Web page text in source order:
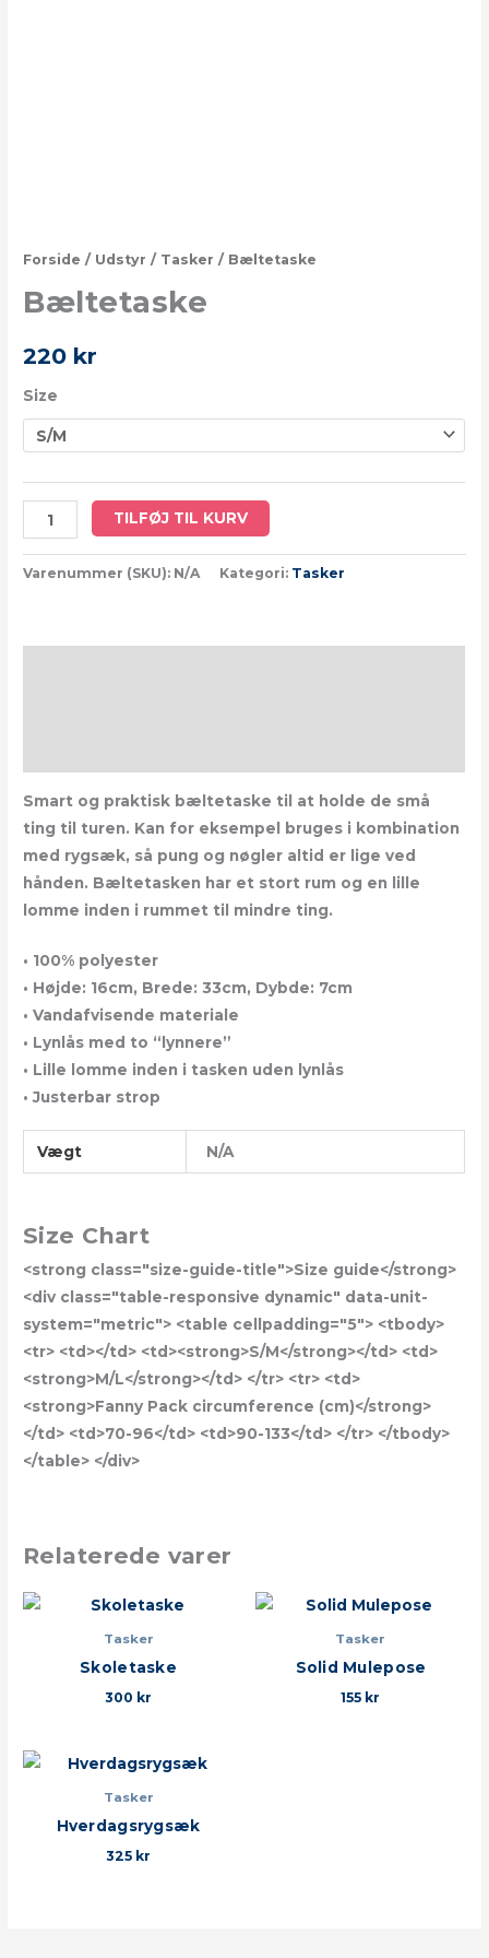
Forside / Udstyr / Tasker / Bæltetaske
Bæltetaske
220 kr
Size
TILFØJ TIL KURV
Varenummer (SKU): N/A Kategori: Tasker
Smart og praktisk bæltetaske til at holde de små
ting til turen. Kan for eksempel bruges i kombination
med rygsæk, så pung og nøgler altid er lige ved
hånden. Bæltetasken har et stort rum og en lille
lomme inden i rummet til mindre ting.
• 100% polyester
• Højde: 16cm, Brede: 33cm, Dybde: 7cm
• Vandafvisende materiale
• Lynlås med to “lynnere”
• Lille lomme inden i tasken uden lynlås
• Justerbar strop
Vægt N/A
Size Chart
<strong class="size-guide-title">Size guide</strong>
<div class="table-responsive dynamic" data-unit-
system="metric"> <table cellpadding="5"> <tbody>
<tr> <td></td> <td><strong>S/M</strong></td> <td>
<strong>M/L</strong></td> </tr> <tr> <td>
<strong>Fanny Pack circumference (cm)</strong>
</td> <td>70-96</td> <td>90-133</td> </tr> </tbody>
</table> </div>
Relaterede varer
Tasker
Skoletaske
300 kr
Tasker
Solid Mulepose
155 kr
Tasker
Hverdagsrygsæk
325 kr